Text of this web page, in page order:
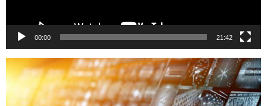
00:00 21:42